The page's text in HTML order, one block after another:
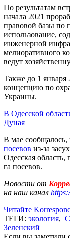
По результатам
начала 2021
правовой базы по
использование,
инженерной
мелиоративного
ведут
Также до 1 января
концепцию по
Украины.
В Одесской
Дуная
В мае сообщалось,
посевов из-за
Одесская
га посевов.
Новости от
на наш канал
Читайте
ТЕГИ: экология,
Зеленский